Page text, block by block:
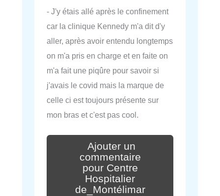
- J'y étais allé après le confinement
car la clinique Kennedy m'a dit d'y
aller, après avoir entendu longtemps
on m'a pris en charge et en faite on
m'a fait une piqûre pour savoir si
j'avais le covid mais la marque de
celle ci est toujours présente sur
mon bras et c'est pas cool.
Ajouter un
commentaire
pour Centre
Hospitalier
de_Montélimar